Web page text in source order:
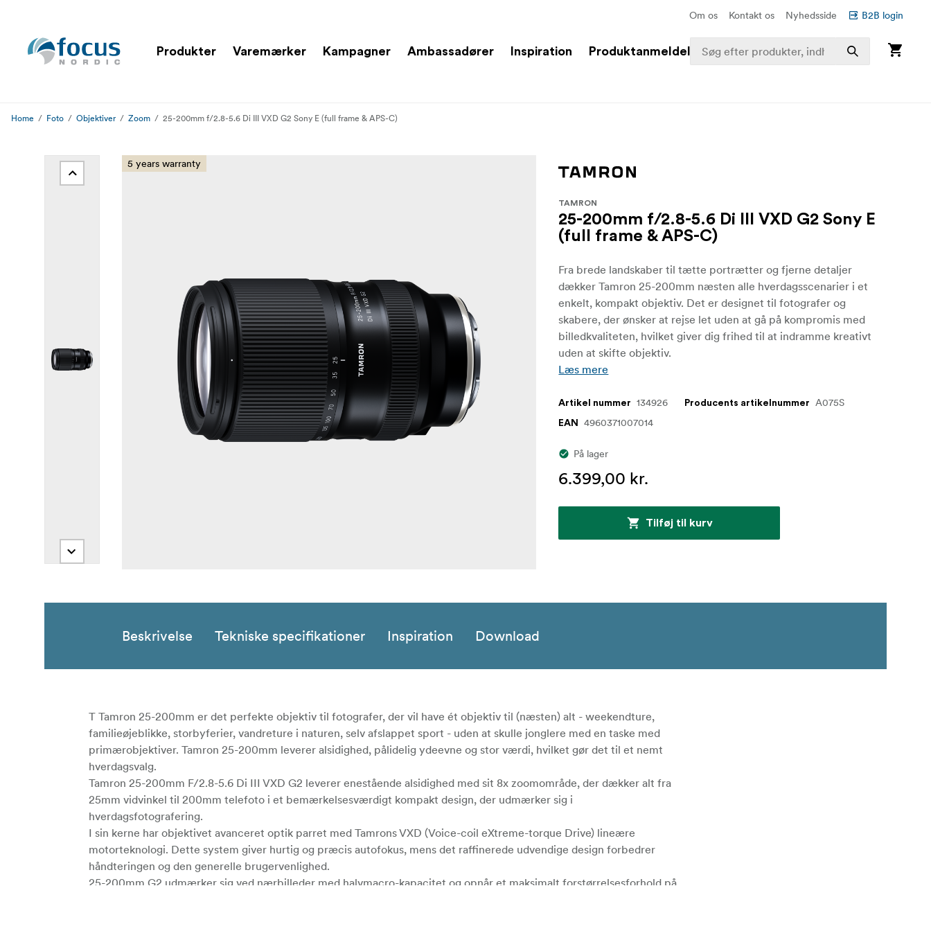
Om os Kontakt os Nyhedsside B2B login
Produkter Varemærker Kampagner Ambassadører Inspiration Produktanmeldelser
Home Foto Objektiver Zoom 25-200mm f/2.8-5.6 Di III VXD G2 Sony E (full frame & APS-C)
5 years warranty
TAMRON
25-200mm f/2.8-5.6 Di III VXD G2 Sony E
(full frame & APS-C)
Fra brede landskaber til tætte portrætter og fjerne detaljer
dækker Tamron 25-200mm næsten alle hverdagsscenarier i et
enkelt, kompakt objektiv. Det er designet til fotografer og
skabere, der ønsker at rejse let uden at gå på kompromis med
billedkvaliteten, hvilket giver dig frihed til at indramme kreativt
uden at skifte objektiv.
Læs mere
Artikel nummer 134926 Producents artikelnummer A075S
EAN 4960371007014
På lager
6.399,00 kr.
Tilføj til kurv
Beskrivelse Tekniske specifikationer Inspiration Download
T Tamron 25-200mm er det perfekte objektiv til fotografer, der vil have ét objektiv til (næsten) alt - weekendture,
familieøjeblikke, storbyferier, vandreture i naturen, selv afslappet sport - uden at skulle jonglere med en taske med
primærobjektiver. Tamron 25-200mm leverer alsidighed, pålidelig ydeevne og stor værdi, hvilket gør det til et nemt
hverdagsvalg.
Tamron 25-200mm F/2.8-5.6 Di III VXD G2 leverer enestående alsidighed med sit 8x zoomområde, der dækker alt fra
25mm vidvinkel til 200mm telefoto i et bemærkelsesværdigt kompakt design, der udmærker sig i
hverdagsfotografering.
I sin kerne har objektivet avanceret optik parret med Tamrons VXD (Voice-coil eXtreme-torque Drive) lineære
motorteknologi. Dette system giver hurtig og præcis autofokus, mens det raffinerede udvendige design forbedrer
håndteringen og den generelle brugervenlighed.
25-200mm G2 udmærker sig ved nærbilleder med halvmacro-kapacitet og opnår et maksimalt forstørrelsesforhold på